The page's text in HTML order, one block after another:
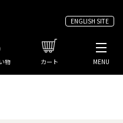
ENGLISH SITE
物 カート MENU